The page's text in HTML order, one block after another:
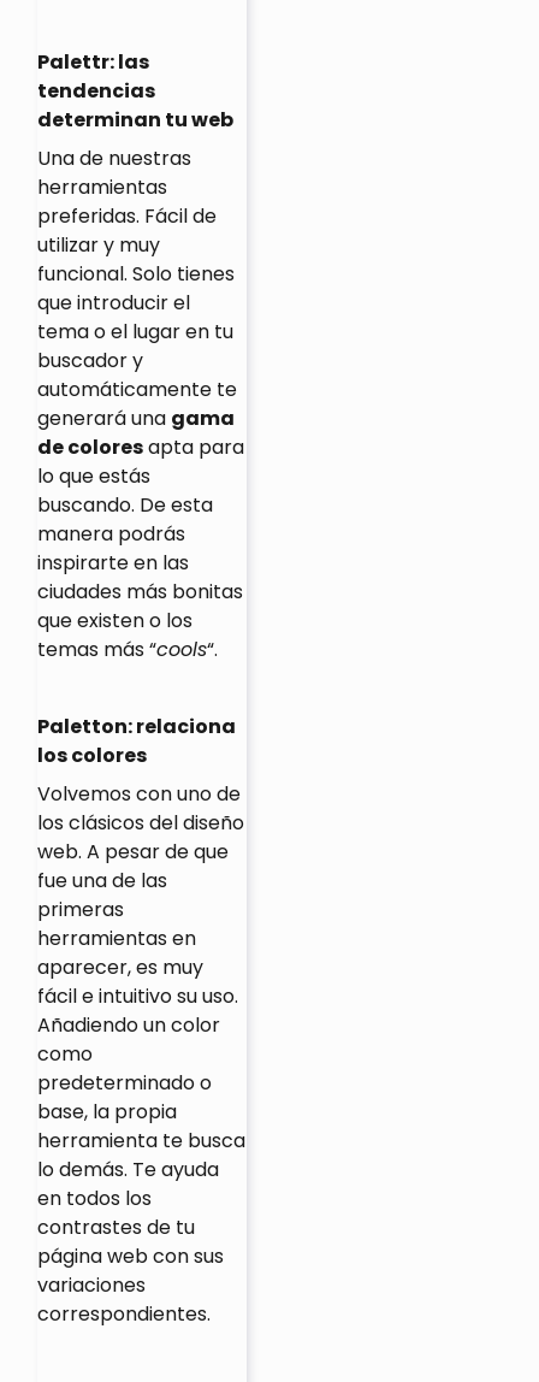
Palettr: las
tendencias
determinan tu web
Una de nuestras
herramientas
preferidas. Fácil de
utilizar y muy
funcional. Solo tienes
que introducir el
tema o el lugar en tu
buscador y
automáticamente te
generará una gama
de coloresapta para
lo que estás
buscando. De esta
manera podrás
inspirarte en las
ciudades más bonitas
que existen o los
temas más “cools“.
Paletton: relaciona
los colores
Volvemos con uno de
los clásicos del diseño
web. A pesar de que
fue una de las
primeras
herramientas en
aparecer, es muy
fácil e intuitivo su uso.
Añadiendo un color
como
predeterminado o
base, la propia
herramienta te busca
lo demás. Te ayuda
en todos los
contrastes de tu
página web con sus
variaciones
correspondientes.